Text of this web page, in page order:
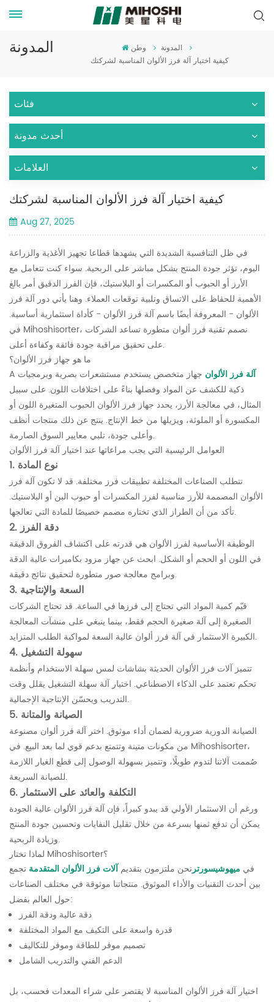
المدونة وطن
المدونة
كيفية اختيار آلة فرز الألوان المناسبة لشركتك
فئات
أحدث مدونة
العلامات
كيفية اختيار آلة فرز الألوان المناسبة لشركتك
Aug 27, 2025
في ظل التنافسية الشديدة التي يشهدها قطاعا تجهيز الأغذية والزراعة
اليوم، تؤثر جودة المنتج بشكل مباشر على الربحية. سواء كنت تتعامل مع
الأرز أو الحبوب أو المكسرات أو البلاستيك، فإن الفرز الدقيق أمر بالغ
الأهمية للحفاظ على الاتساق وتلبية توقعات العملاء. وهنا يأتي دور آلة فرز
الألوان - المعروفة أيضًا باسم آلة فرز الألوان - كأداة استثمارية أساسية.
في Mihoshisorter، نصمم تقنية فرز ألوان متطورة تساعد الشركات
على تحقيق مراقبة جودة فائقة وكفاءة أعلى.
ما هو جهاز فرز الألوان؟
A
آلة فرز الألوان جهاز متخصص يستخدم مستشعرات بصرية وبرمجيات
ذكية للكشف عن المواد وفصلها بناءً على اختلافات اللون. على سبيل
المثال، في معالجة الأرز، يحدد جهاز فرز الألوان الحبوب المتغيرة اللون أو
المكسورة أو الملوثة، ويزيلها من خط الإنتاج. ينتج عن ذلك منتجات أنظف
وأعلى جودة، تلبي معايير السوق الصارمة.
العوامل الرئيسية التي يجب مراعاتها عند اختيار آلة فرز الألوان
1. نوع المادة
تتطلب الصناعات المختلفة تطبيقات فرز مختلفة. قد لا تكون آلة فرز
الألوان المصممة للأرز مناسبة لفرز المكسرات أو حبوب البن أو البلاستيك.
تأكد من أن الطراز الذي تختاره مصمم خصيصًا للمادة التي تعالجها.
2. دقة الفرز
الوظيفة الأساسية لفرز الألوان هي قدرته على اكتشاف الفروق الدقيقة
في اللون أو الحجم أو الشكل. ابحث عن جهاز مزود بكاميرات عالية الدقة
وبرامج معالجة صور متطورة لتحقيق نتائج دقيقة.
3. السعة والإنتاجية
قيّم كمية المواد التي تحتاج إلى فرزها في الساعة. قد تحتاج الشركات
الصغيرة إلى آلة صغيرة الحجم فقط، بينما ينبغي على منشآت المعالجة
الكبيرة الاستثمار في آلة فرز ألوان عالية السعة لمواكبة الطلب المتزايد.
4. سهولة التشغيل
تتميز آلات فرز الألوان الحديثة بشاشات لمس سهلة الاستخدام وأنظمة
تحكم تعتمد على الذكاء الاصطناعي. اختيار آلة سهلة التشغيل يقلل وقت
التدريب ويحسّن الإنتاجية الإجمالية.
5. الصيانة والمتانة
الصيانة الدورية ضرورية لضمان أداء موثوق. اختر آلة فرز ألوان مصنوعة
من مكونات متينة وتتمتع بدعم قوي لما بعد البيع. في Mihoshisorter،
صُممت آلاتنا لتدوم طويلًا، وتتميز بسهولة الوصول إلى قطع الغيار اللازمة
للصيانة السريعة.
6. التكلفة والعائد على الاستثمار
ورغم أن الاستثمار الأولي قد يبدو كبيراً، فإن آلة فرز الألوان عالية الجودة
يمكن أن تدفع ثمنها بسرعة من خلال تقليل النفايات وتحسين جودة المنتج
وزيادة الربحية.
لماذا تختار Mihoshisorter؟
في ميهوشيسورترنحن ملتزمون بتقديمآلات فرز الألوان المتقدمة تجمع
بين أحدث التقنيات والأداء الموثوق. منتجاتنا موثوقة في مختلف الصناعات
حول العالم بفضل:
دقة عالية ودقة الفرز
قدرة واسعة على التكيف مع المواد المختلفة
تصميم موفر للطاقة وموفر للتكاليف
الدعم الفني والتدريب الشامل
اختيار آلة فرز الألوان المناسبة لا يقتصر على شراء المعدات فحسب، بل